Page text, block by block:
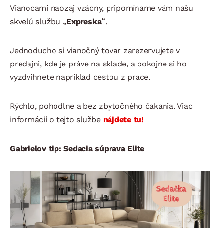
Vianocami naozaj vzácny, pripomíname vám našu
skvelú službu „Expreska“.
Jednoducho si vianočný tovar zarezervujete v
predajni, kde je práve na sklade, a pokojne si ho
vyzdvihnete napríklad cestou z práce.
Rýchlo, pohodlne a bez zbytočného čakania. Viac
informácií o tejto službe nájdete tu!
Gabrielov tip: Sedacia súprava Elite